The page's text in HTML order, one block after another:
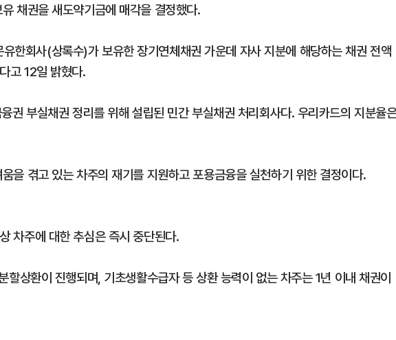
채권을 새도약기금에 매각을 결정했다.
한회사(상록수)가 보유한 장기연체채권 가운데 자사 지분에 해당하는 채권 전액
고 12일 밝혔다.
권 부실채권 정리를 위해 설립된 민간 부실채권 처리회사다. 우리카드의 지분율
을 겪고 있는 차주의 재기를 지원하고 포용금융을 실천하기 위한 결정이다.
차주에 대한 추심은 즉시 중단된다.
할상환이 진행되며, 기초생활수급자 등 상환 능력이 없는 차주는 1년 이내 채권이